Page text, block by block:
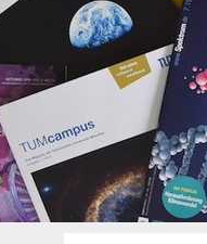
Forschungspartner
Publikationen